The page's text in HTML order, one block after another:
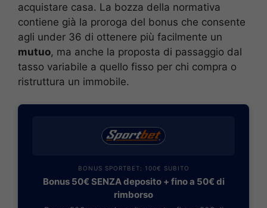
acquistare casa. La bozza della normativa
contiene già la proroga del bonus che consente
agli under 36 di ottenere più facilmente un
mutuo, ma anche la proposta di passaggio dal
tasso variabile a quello fisso per chi compra o
ristruttura un immobile.
BONUS SPORTBET: 100€ SUBITO
Bonus 50€ SENZA deposito + fino a 50€ di
rimborso